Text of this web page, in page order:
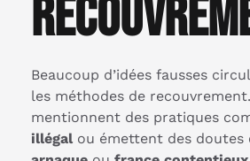
Beaucoup d’idées fausses
les méthodes de
mentionnent des pratiques
illégal ou émettent des doutes